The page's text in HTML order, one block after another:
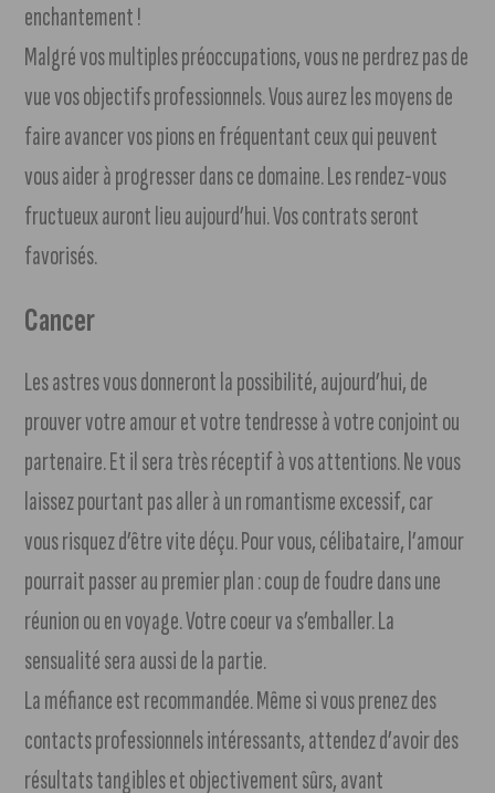
enchantement !
Malgré vos multiples préoccupations, vous ne perdrez pas de
vue vos objectifs professionnels. Vous aurez les moyens de
faire avancer vos pions en fréquentant ceux qui peuvent
vous aider à progresser dans ce domaine. Les rendez-vous
fructueux auront lieu aujourd’hui. Vos contrats seront
favorisés.
Cancer
Les astres vous donneront la possibilité, aujourd’hui, de
prouver votre amour et votre tendresse à votre conjoint ou
partenaire. Et il sera très réceptif à vos attentions. Ne vous
laissez pourtant pas aller à un romantisme excessif, car
vous risquez d’être vite déçu. Pour vous, célibataire, l’amour
pourrait passer au premier plan : coup de foudre dans une
réunion ou en voyage. Votre coeur va s’emballer. La
sensualité sera aussi de la partie.
La méfiance est recommandée. Même si vous prenez des
contacts professionnels intéressants, attendez d’avoir des
résultats tangibles et objectivement sûrs, avant